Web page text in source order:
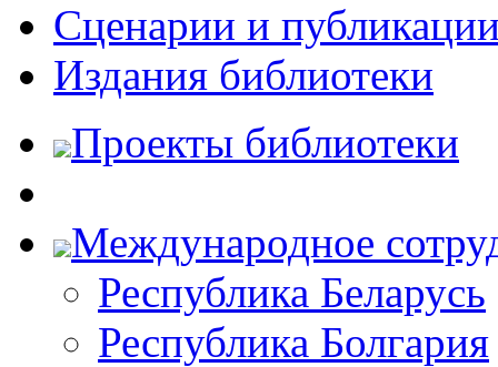
Сценарии и
Издания библиотеки
Проекты библиотеки
Международное
Республика Беларусь
Республика Болгария